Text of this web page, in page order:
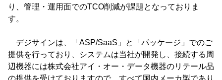
り、管理・運用面でのTCO削減が課題となっておりま
す。
デジサインは、「ASP/SaaS」と「パッケージ」でのご
提供を行っており、システムは当社が開発し、接続する周
辺機器には株式会社アイ・オー・データ機器のリテール品
の提供を受けておりますので、すべて国内メーカ製であり